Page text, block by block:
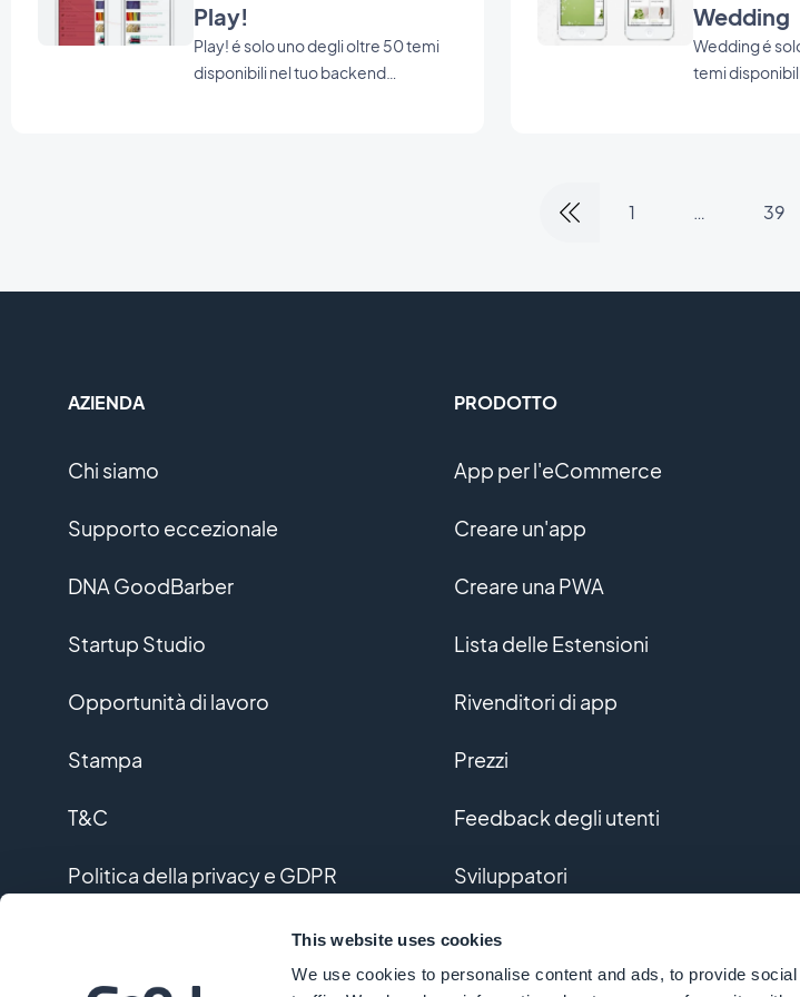
This website uses cookies
We use cookies to personalise content and ads, to provide
GoodBarber Service può darti una
mano. Contattaci cliccando sul
pulsante che trovi qui in basso.
Play!
Play! é solo uno degli oltre 50 temi
disponibili nel tuo backend
Wedding
Wedding é
temi
1 … 39
AZIENDA
Chi siamo
Supporto eccezionale
DNA GoodBarber
Startup Studio
Opportunità di lavoro
Stampa
T&C
Politica della privacy e GDPR
PRODOTTO
App per l'eCommerce
Creare un'app
Creare una PWA
Lista delle Estensioni
Rivenditori di app
Prezzi
Feedback degli utenti
Sviluppatori
Sviluppo personalizzato
Glossario